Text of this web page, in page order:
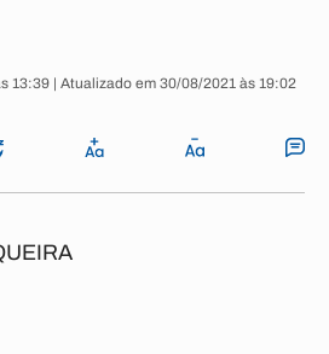
13:39 | Atualizado em 30/08/2021 às 19:02